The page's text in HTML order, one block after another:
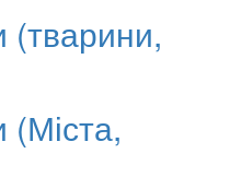
(тварини,
(Міста,